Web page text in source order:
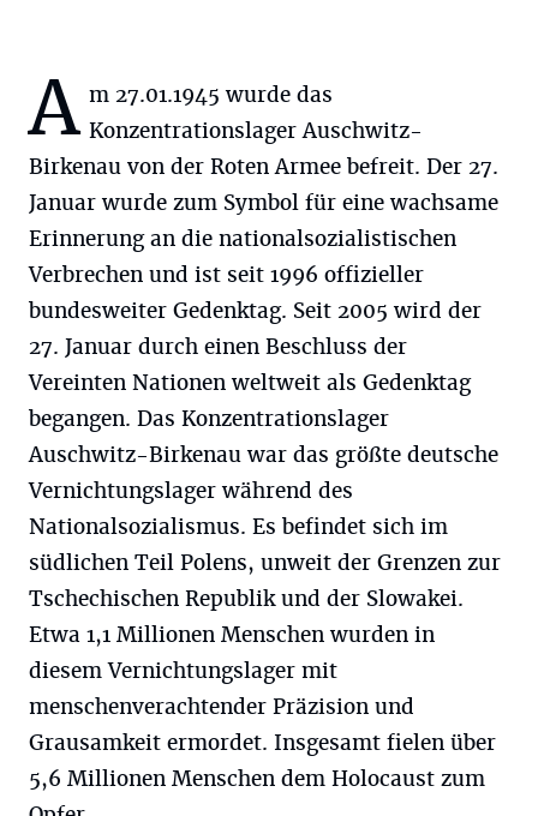
A m 27.01.1945 wurde das
Konzentrationslager Auschwitz-
Birkenau von der Roten Armee befreit. Der 27.
Januar wurde zum Symbol für eine wachsame
Erinnerung an die nationalsozialistischen
Verbrechen und ist seit 1996 offizieller
bundesweiter Gedenktag. Seit 2005 wird der
27. Januar durch einen Beschluss der
Vereinten Nationen weltweit als Gedenktag
begangen. Das Konzentrationslager
Auschwitz-Birkenau war das größte deutsche
Vernichtungslager während des
Nationalsozialismus. Es befindet sich im
südlichen Teil Polens, unweit der Grenzen zur
Tschechischen Republik und der Slowakei.
Etwa 1,1 Millionen Menschen wurden in
diesem Vernichtungslager mit
menschenverachtender Präzision und
Grausamkeit ermordet. Insgesamt fielen über
5,6 Millionen Menschen dem Holocaust zum